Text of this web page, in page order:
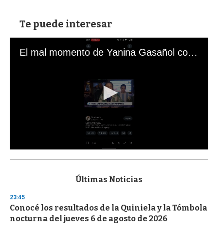
Te puede interesar
El mal momento de Yanina Gasañol con un hincha argentino en "Subrayado"
s
d
s
o
f
Últimas Noticias
23:45
Conocé los resultados de la Quiniela y la Tómbola
nocturna del jueves 6 de agosto de 2026